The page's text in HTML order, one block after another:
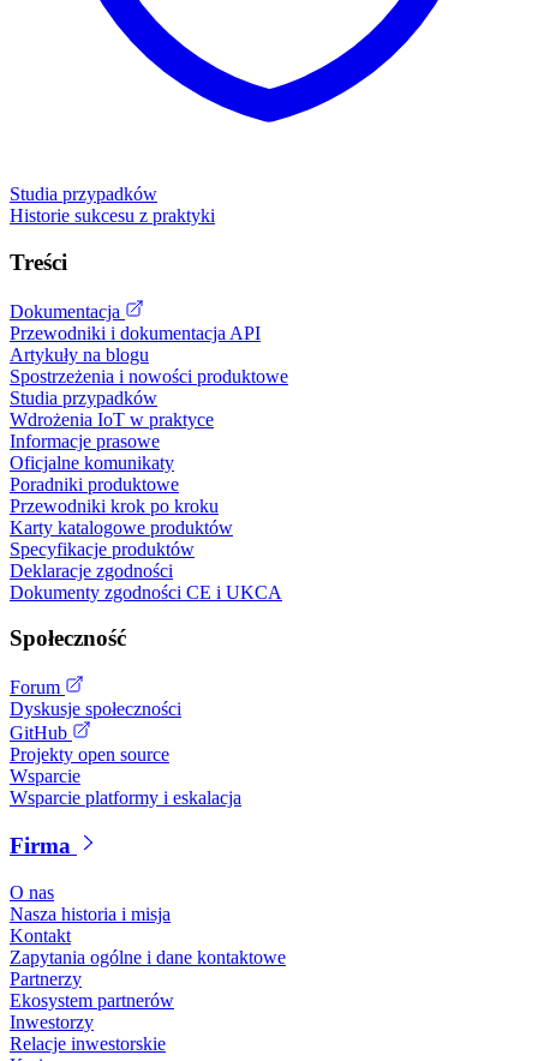
Studia przypadków
Historie sukcesu z praktyki
Treści
Dokumentacja
Przewodniki i dokumentacja API
Artykuły na blogu
Spostrzeżenia i nowości produktowe
Studia przypadków
Wdrożenia IoT w praktyce
Informacje prasowe
Oficjalne komunikaty
Poradniki produktowe
Przewodniki krok po kroku
Karty katalogowe produktów
Specyfikacje produktów
Deklaracje zgodności
Dokumenty zgodności CE i UKCA
Społeczność
Forum
Dyskusje społeczności
GitHub
Projekty open source
Wsparcie
Wsparcie platformy i eskalacja
Firma
O nas
Nasza historia i misja
Kontakt
Zapytania ogólne i dane kontaktowe
Partnerzy
Ekosystem partnerów
Inwestorzy
Relacje inwestorskie